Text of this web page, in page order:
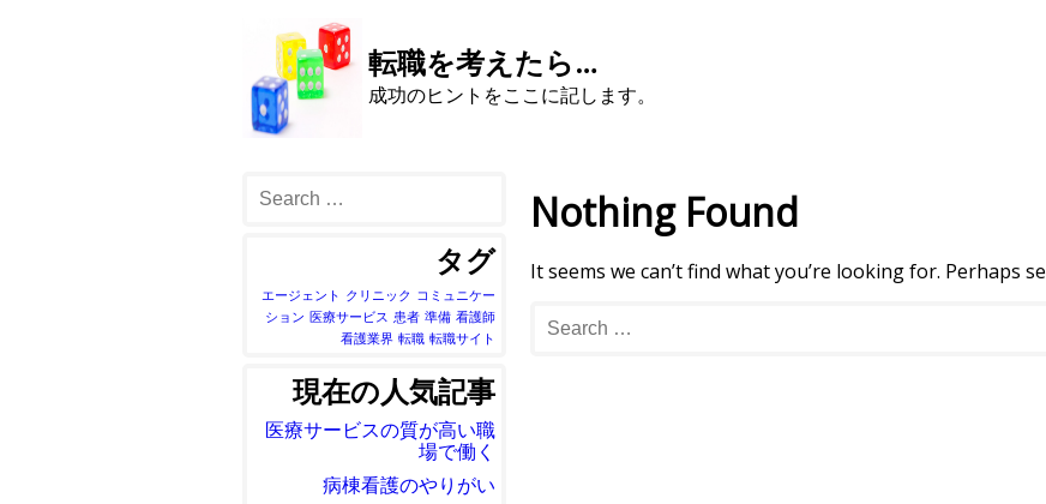
転職を考えたら…
成功のヒントをここに記します。
Nothing Found
It seems we can’t find what you’re looking for. Perhaps
タグ
エージェント クリニック コミュニケー
ション 医療サービス 患者 準備 看護師
看護業界 転職 転職サイト
現在の人気記事
医療サービスの質が高い職
場で働く
病棟看護のやりがい